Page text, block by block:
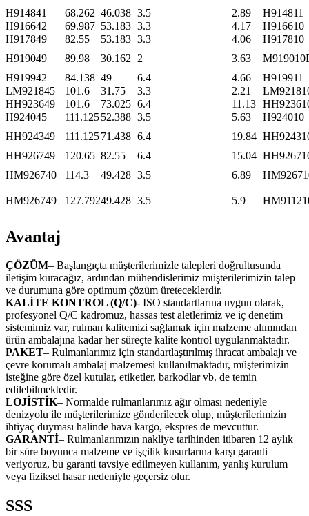
H914841
68.262 46.038 3.5 2.89
H914811
H916642
69.987 53.183 3.3 4.17
H916610
H917849
82.55 53.183 3.3 4.06
H917810
H919049
89.98 30.162 2 3.63
H919942
84.138 49 6.4 4.66
H919911
LM921845
101.6 31.75 3.3 2.21
HH923649
101.6 73.025 6.4 11.13
H924045
111.12552.388 3.5 5.63
H924010
HH924349
111.12571.438 6.4 19.84
HH926749
120.65 82.55 6.4 15.04
HM926740
114.3 49.428 3.5 6.89
HM926749 127.79249.428 3.5 5.9
Avantaj
ÇÖZÜM– Başlangıçta müşterilerimizle talepleri doğrultusunda
iletişim kuracağız, ardından mühendislerimiz müşterilerimizin talep
ve durumuna göre optimum çözüm üreteceklerdir.
KALİTE KONTROL (Q/C)- ISO standartlarına uygun olarak,
profesyonel Q/C kadromuz, hassas test aletlerimiz ve iç denetim
sistemimiz var, rulman kalitemizi sağlamak için malzeme alımından
ürün ambalajına kadar her süreçte kalite kontrol uygulanmaktadır.
PAKET– Rulmanlarımız için standartlaştırılmış ihracat ambalajı ve
çevre korumalı ambalaj malzemesi kullanılmaktadır, müşterimizin
isteğine göre özel kutular, etiketler, barkodlar vb. de temin
edilebilmektedir.
LOJİSTİK– Normalde rulmanlarımız ağır olması nedeniyle
denizyolu ile müşterilerimize gönderilecek olup, müşterilerimizin
ihtiyaç duyması halinde hava kargo, ekspres de mevcuttur.
GARANTİ– Rulmanlarımızın nakliye tarihinden itibaren 12 aylık
bir süre boyunca malzeme ve işçilik kusurlarına karşı garanti
veriyoruz, bu garanti tavsiye edilmeyen kullanım, yanlış kurulum
veya fiziksel hasar nedeniyle geçersiz olur.
SSS